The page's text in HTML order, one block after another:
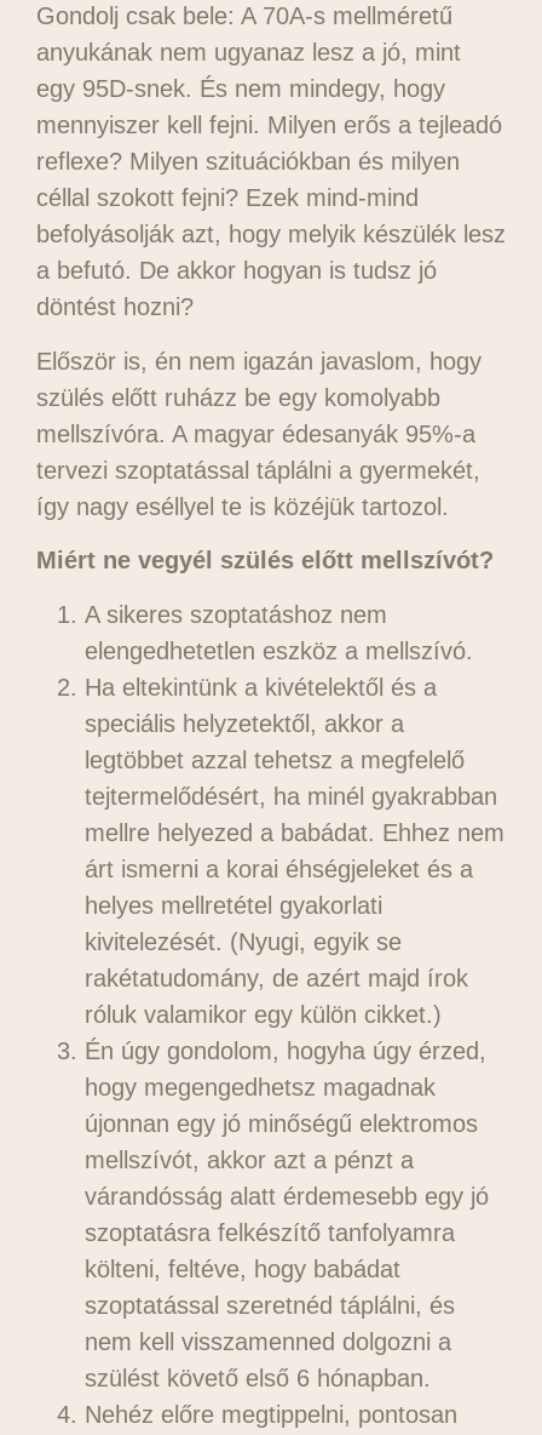
Gondolj csak bele: A 70A-s mellméretű
anyukának nem ugyanaz lesz a jó, mint
egy 95D-snek. És nem mindegy, hogy
mennyiszer kell fejni. Milyen erős a tejleadó
reflexe? Milyen szituációkban és milyen
céllal szokott fejni? Ezek mind-mind
befolyásolják azt, hogy melyik készülék lesz
a befutó. De akkor hogyan is tudsz jó
döntést hozni?
Először is, én nem igazán javaslom, hogy
szülés előtt ruházz be egy komolyabb
mellszívóra. A magyar édesanyák 95%-a
tervezi szoptatással táplálni a gyermekét,
így nagy eséllyel te is közéjük tartozol.
Miért ne vegyél szülés előtt mellszívót?
A sikeres szoptatáshoz nem
elengedhetetlen eszköz a mellszívó.
Ha eltekintünk a kivételektől és a
speciális helyzetektől, akkor a
legtöbbet azzal tehetsz a megfelelő
tejtermelődésért, ha minél gyakrabban
mellre helyezed a babádat. Ehhez nem
árt ismerni a korai éhségjeleket és a
helyes mellretétel gyakorlati
kivitelezését. (Nyugi, egyik se
rakétatudomány, de azért majd írok
róluk valamikor egy külön cikket.)
Én úgy gondolom, hogyha úgy érzed,
hogy megengedhetsz magadnak
újonnan egy jó minőségű elektromos
mellszívót, akkor azt a pénzt a
várandósság alatt érdemesebb egy jó
szoptatásra felkészítő tanfolyamra
költeni, feltéve, hogy babádat
szoptatással szeretnéd táplálni, és
nem kell visszamenned dolgozni a
szülést követő első 6 hónapban.
Nehéz előre megtippelni, pontosan